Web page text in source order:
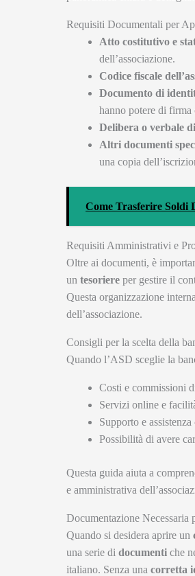
Requisiti Documentali per
Atto costitutivo e
dell’associazione.
Codice fiscale
Documento di
hanno potere di firma
Delibera o verbale
Altri documenti
una copia
Come Trasferire Soldi
Requisiti Amministrativi e
Oltre ai documenti, è
un tesoriere per gestire il
Questa organizzazione
dell’associazione.
Consigli per la scelta della
Quando l’ASD sceglie la
Costi e commissioni
Servizi online e
Supporto e assistenza
Possibilità di avere
Questa guida aiuta a
e amministrativa
Documentazione Necessaria
Quando si desidera aprire un
una serie di documenti che
italiano. Senza una corretta